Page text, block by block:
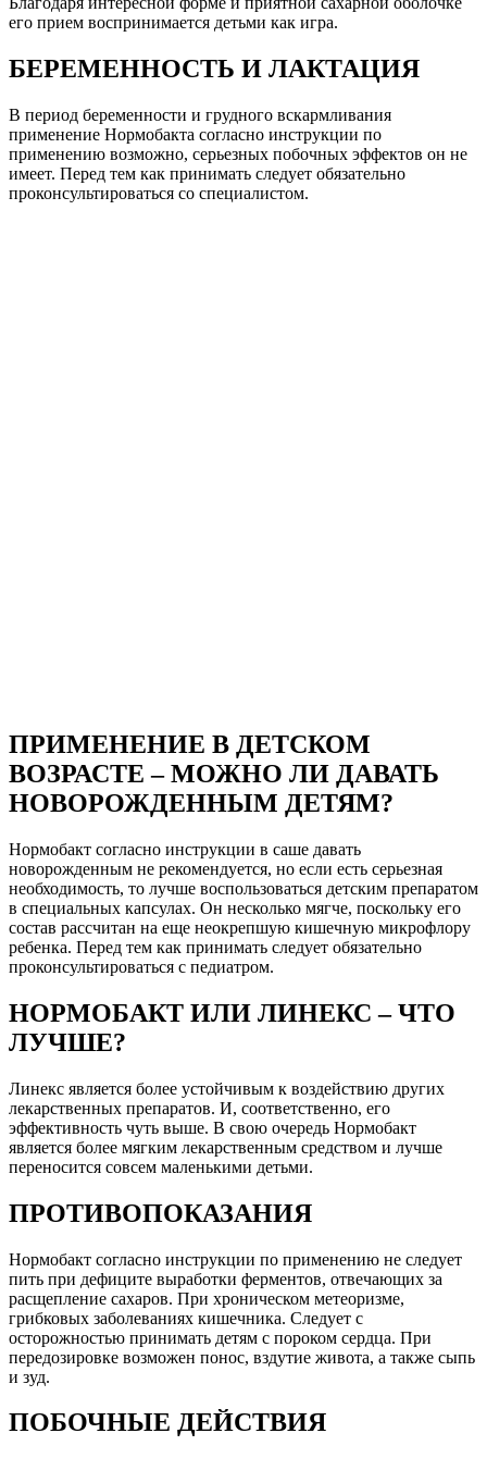
его прием воспринимается детьми как игра.
БЕРЕМЕННОСТЬ И ЛАКТАЦИЯ
В период беременности и грудного вскармливания
применение Нормобакта согласно инструкции по
применению возможно, серьезных побочных эффектов он не
имеет. Перед тем как принимать следует обязательно
проконсультироваться со специалистом.
ПРИМЕНЕНИЕ В ДЕТСКОМ
ВОЗРАСТЕ – МОЖНО ЛИ ДАВАТЬ
НОВОРОЖДЕННЫМ ДЕТЯМ?
Нормобакт согласно инструкции в саше давать
новорожденным не рекомендуется, но если есть серьезная
необходимость, то лучше воспользоваться детским препаратом
в специальных капсулах. Он несколько мягче, поскольку его
состав рассчитан на еще неокрепшую кишечную микрофлору
ребенка. Перед тем как принимать следует обязательно
проконсультироваться с педиатром.
НОРМОБАКТ ИЛИ ЛИНЕКС – ЧТО
ЛУЧШЕ?
Линекс является более устойчивым к воздействию других
лекарственных препаратов. И, соответственно, его
эффективность чуть выше. В свою очередь Нормобакт
является более мягким лекарственным средством и лучше
переносится совсем маленькими детьми.
ПРОТИВОПОКАЗАНИЯ
Нормобакт согласно инструкции по применению не следует
пить при дефиците выработки ферментов, отвечающих за
расщепление сахаров. При хроническом метеоризме,
грибковых заболеваниях кишечника. Следует с
осторожностью принимать детям с пороком сердца. При
передозировке возможен понос, вздутие живота, а также сыпь
и зуд.
ПОБОЧНЫЕ ДЕЙСТВИЯ